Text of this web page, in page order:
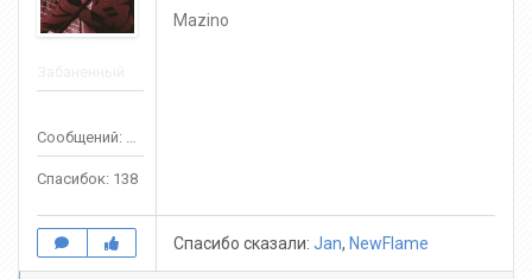
Сообщений: 569
Спасибок: 138
Mazino
Спасибо сказали: Jan, NewFlame